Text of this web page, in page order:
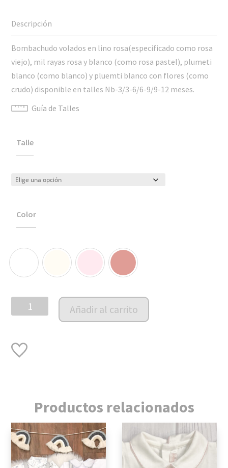
Bombachudo volados en lino rosa(especificado como rosa
viejo), mil rayas rosa y blanco (como rosa pastel), plumeti
blanco (como blanco) y pluemti blanco con flores (como
crudo) disponible en talles Nb-3/3-6/6-9/9-12 meses.
Guía de Talles
Talle
Color
Bombachudo
volados
Añadir al carrito
Productos relacionados